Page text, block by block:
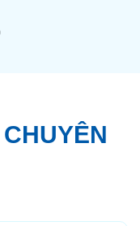
CHUYÊN